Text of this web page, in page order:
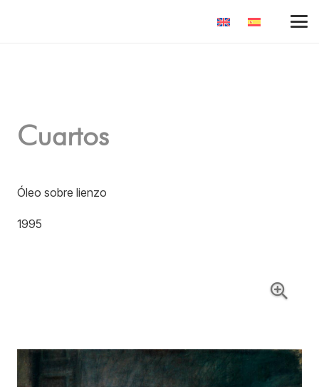
Cuartos
Óleo sobre lienzo
1995